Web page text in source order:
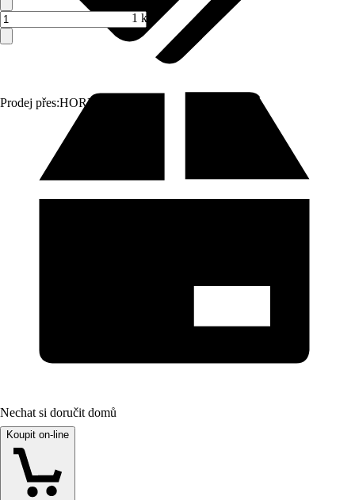
Prodej přes:HORNBACH
1 ks
Nechat si doručit domů
Koupit on-line